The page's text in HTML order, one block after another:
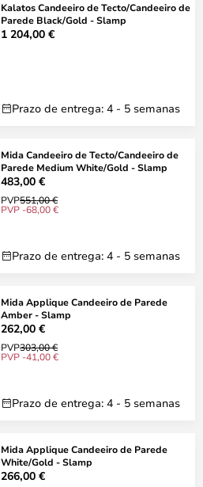
Kalatos Candeeiro de Tecto/Candeeiro de
Parede Black/Gold - Slamp
1 204,00 €
Prazo de entrega: 4 - 5 semanas
Mida Candeeiro de Tecto/Candeeiro de
Parede Medium White/Gold - Slamp
483,00 €
PVP551,00 €
PVP -68,00 €
Prazo de entrega: 4 - 5 semanas
Mida Applique Candeeiro de Parede
Amber - Slamp
262,00 €
PVP303,00 €
PVP -41,00 €
Prazo de entrega: 4 - 5 semanas
Mida Applique Candeeiro de Parede
White/Gold - Slamp
266,00 €